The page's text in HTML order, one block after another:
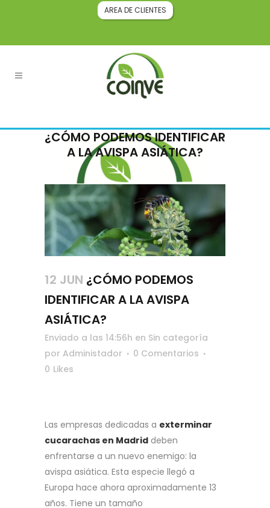
AREA DE CLIENTES
¿CÓMO PODEMOS IDENTIFICAR
A LA AVISPA ASIÁTICA?
12 JUN ¿CÓMO PODEMOS
IDENTIFICAR A LA AVISPA
ASIÁTICA?
Enviado a las 14:56h en Sin categoría
por Administador
0 Comentarios
0 Likes
Las empresas dedicadas a exterminar
cucarachas en Madrid deben
enfrentarse a un nuevo enemigo: la
avispa asiática. Esta especie llegó a
Europa hace ahora aproximadamente 13
años. Tiene un tamaño